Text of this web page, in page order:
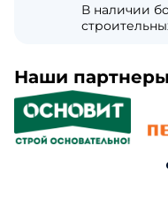
В наличии
Наши партнеры